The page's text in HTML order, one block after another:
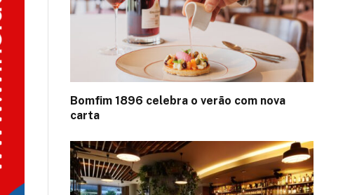
Bomfim 1896 celebra o verão com nova
carta